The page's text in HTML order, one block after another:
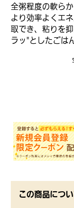
全粥程度の軟ら
より効率よくエ
取でき、粘りを
ラッ"としたごは
この商品につ